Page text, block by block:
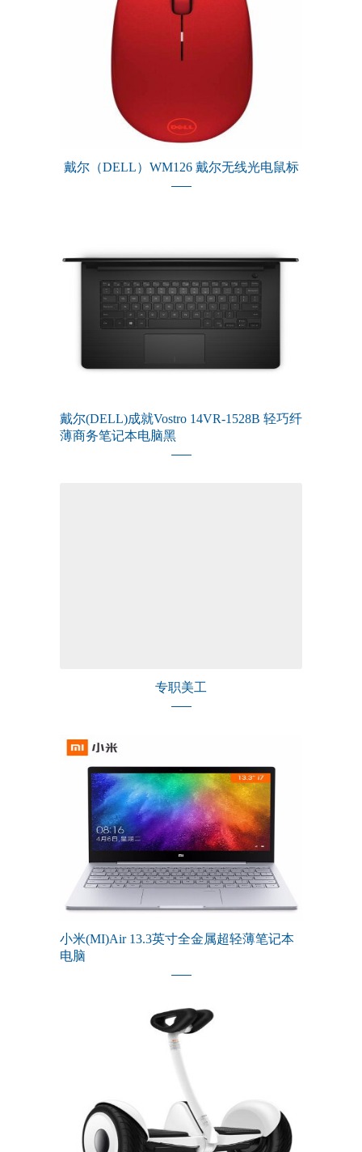
戴尔（DELL）WM126 戴尔无线光电鼠标
戴尔(DELL)成就Vostro 14VR-1528B 轻巧纤
薄商务笔记本电脑黑
专职美工
小米(MI)Air 13.3英寸全金属超轻薄笔记本
电脑